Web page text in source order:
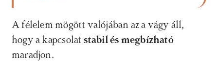
A félelem mögött valójában az a vágy áll,
hogy a kapcsolat stabil és megbízható
maradjon.